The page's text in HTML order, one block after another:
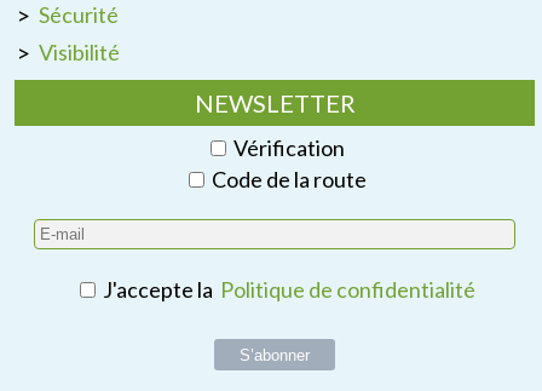
Sécurité
Visibilité
NEWSLETTER
Vérification
Code de la route
J'accepte la Politique de confidentialité